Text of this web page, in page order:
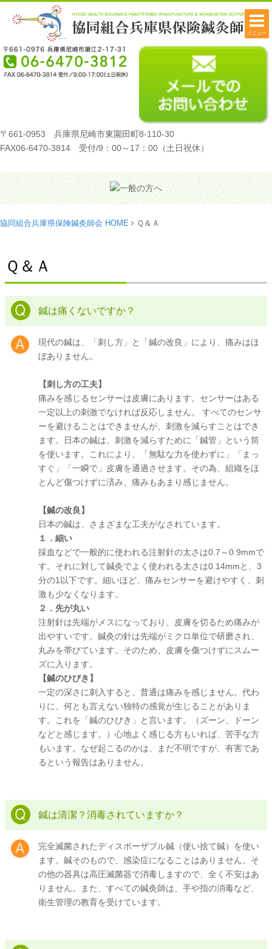
メニュー
〒661-0953 兵庫県尼崎市東園田町8-110-30
FAX06-6470-3814 受付/9：00～17：00（土日祝休）
協同組合兵庫県保険鍼灸師会 HOME Ｑ＆Ａ
Ｑ＆Ａ
鍼は痛くないですか？
現代の鍼は、「刺し方」と「鍼の改良」により、痛みはほ
ぼありません。
【刺し方の工夫】
痛みを感じるセンサーは皮膚にあります。センサーはある
一定以上の刺激でなければ反応しません。 すべてのセンサ
ーを避けることはできませんが、刺激を減らすことはでき
ます。日本の鍼は、刺激を減らすために「鍼管」という筒
を使います。これにより、「無駄な力を使わずに」「まっ
すぐ」「一瞬で」皮膚を通過させます。その為、組織をほ
とんど傷つけずに済み、痛みもあまり感じません。
【鍼の改良】
日本の鍼は、さまざまな工夫がなされています。
１．細い
採血などで一般的に使われる注射針の太さは0.7～0.9mmで
す。それに対して鍼灸でよく使われる太さは0.14mmと、3
分の1以下です。細いほど、痛みセンサーを避けやすく、刺
激も少なくなります。
２．先が丸い
注射針は先端がメスになっており、皮膚を切るため痛みが
出やすいです。鍼灸の針は先端がミクロ単位で研磨され、
丸みを帯びています。そのため、皮膚を傷つけずにスムー
ズに入ります。
【鍼のひびき】
一定の深さに刺入すると、普通は痛みを感じません。代わ
りに、何とも言えない独特の感覚が生じることがありま
す。これを「鍼のひびき」と言います。（ズーン、ドーン
などと感じます。）心地よく感じる方もいれば、苦手な方
もいます。なぜ起こるのかは、まだ不明ですが、有害であ
るという報告はありません。
鍼は清潔？消毒されていますか？
完全滅菌されたディスポーザブル鍼（使い捨て鍼）を使い
ます。鍼そのもので、感染症になることはありません。そ
の他の器具は高圧滅菌器で消毒しますので、全く不安はあ
りません。また、すべての鍼灸師は、手や指の消毒など、
衛生管理の教育を受けています。